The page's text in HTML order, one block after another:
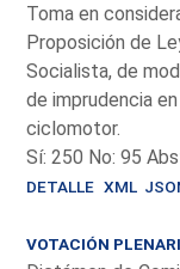
Toma en
Proposición de
Socialista, de
de imprudencia
ciclomotor.
Sí: 250 No: 95
DETALLE XML
VOTACIÓN